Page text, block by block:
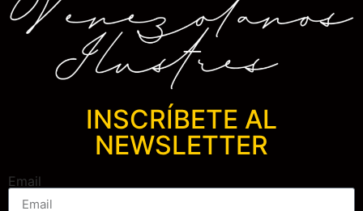
INSCRÍBETE AL
NEWSLETTER
Email